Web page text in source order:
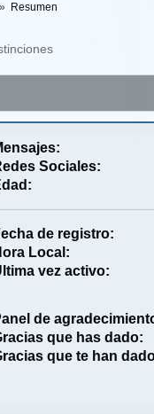
» Resumen
Sociales:
de registro:
Local:
vez activo:
de
que has dado:
que te han